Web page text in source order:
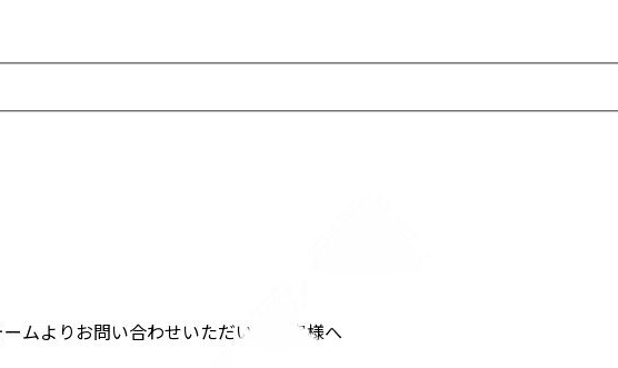
ムよりお問い合わせいただいたお客様へ